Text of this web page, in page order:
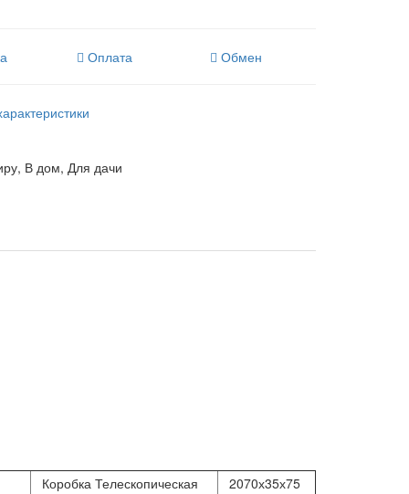
Оплата Обмен
В дом, Для дачи
Коробка Телескопическая
2070х35х75